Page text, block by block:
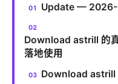
Update —
Download astrill 的
落地使用
Download astrill